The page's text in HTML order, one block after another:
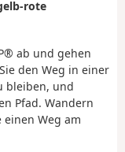
rote
ab und gehen
den Weg in einer
bleiben, und
Pfad. Wandern
Weg am